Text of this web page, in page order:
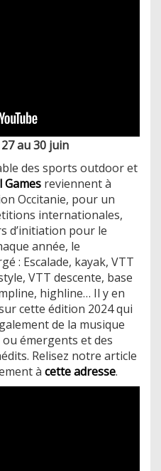
au 30 juin
des sports outdoor et
reviennent à
Occitanie, pour un
internationales,
d’initiation pour le
année, le
: Escalade, kayak, VTT
VTT descente, base
highline… Il y en
cette édition 2024 qui
de la musique
émergents et des
Relisez notre article
à cette adresse.